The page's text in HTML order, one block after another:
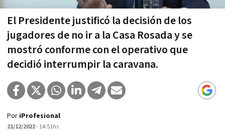
El Presidente justificó la decisión de los
jugadores de no ir a la Casa Rosada y se
mostró conforme con el operativo que
decidió interrumpir la caravana.
Por iProfesional
21/12/2022- 14:51hs